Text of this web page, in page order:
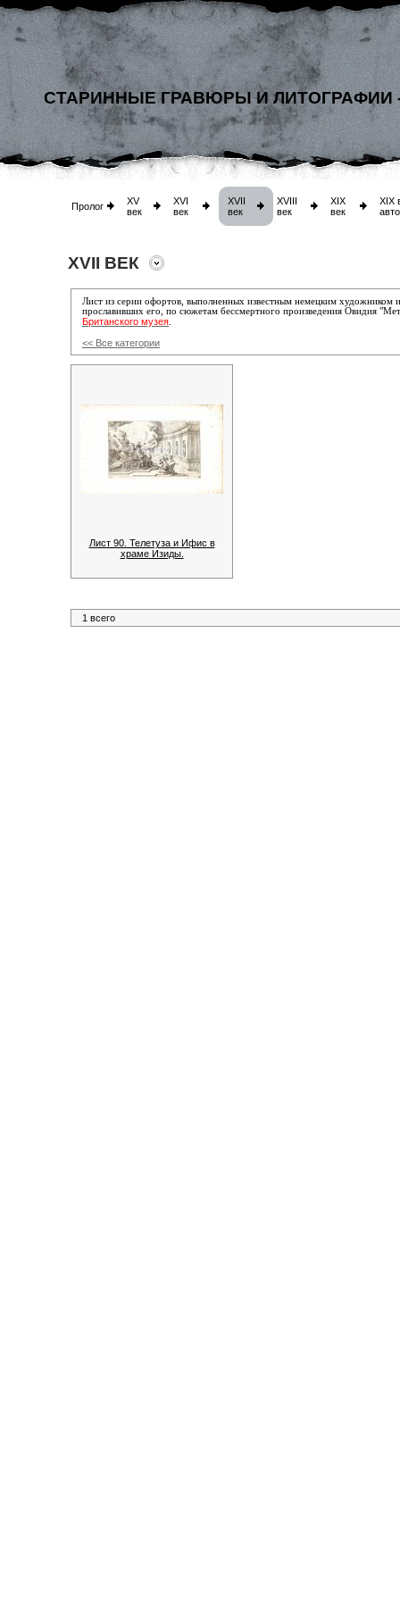
СТАРИННЫЕ ГРАВЮРЫ И ЛИТОГРАФИИ
Пролог
XV
век
XVI
век
XVII
век
XVIII
век
XIX
век
XIX
XVII ВЕК
Лист из серии офортов, выполненных известным немецким художником
прославивших его, по сюжетам бессмертного произведения Овидия
Британского музея
<< Все категории
Лист 90. Телетуза и Ифис в
храме Изиды.
1 всего